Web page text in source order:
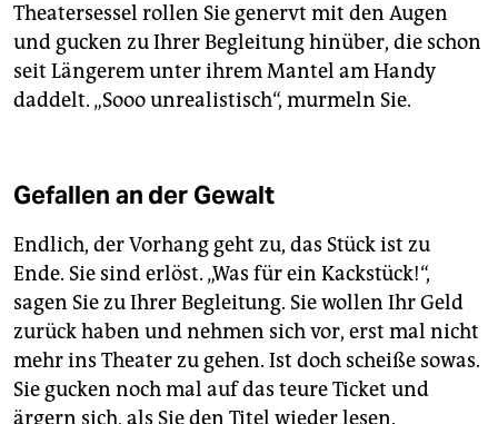
Theatersessel rollen Sie genervt mit den Augen
und gucken zu Ihrer Begleitung hinüber, die schon
seit Längerem unter ihrem Mantel am Handy
daddelt. „Sooo unrealistisch“, murmeln Sie.
Gefallen an der Gewalt
Endlich, der Vorhang geht zu, das Stück ist zu
Ende. Sie sind erlöst. „Was für ein Kackstück!“,
sagen Sie zu Ihrer Begleitung. Sie wollen Ihr Geld
zurück haben und nehmen sich vor, erst mal nicht
mehr ins Theater zu gehen. Ist doch scheiße sowas.
Sie gucken noch mal auf das teure Ticket und
ärgern sich, als Sie den Titel wieder lesen.